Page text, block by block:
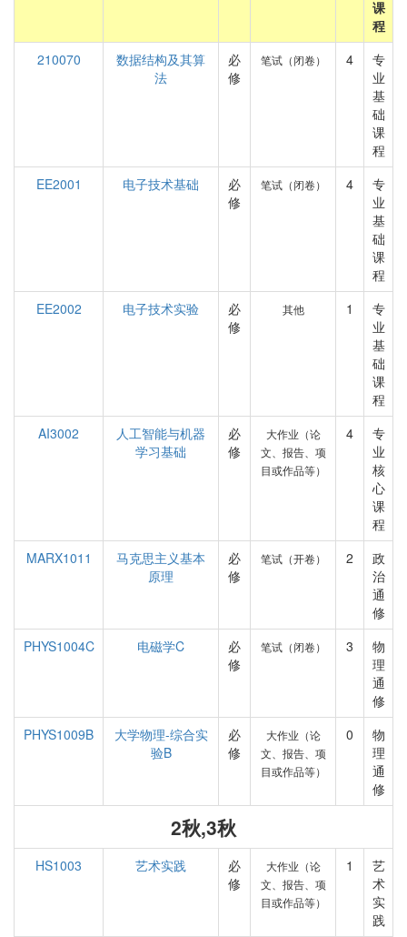
课
程
210070
数据结构及其算
法
必
修
笔试（闭卷） 4
专
业
基
础
课
程
EE2001
电子技术基础
必
修
笔试（闭卷） 4
专
业
基
础
课
程
EE2002
电子技术实验
必
修
其他 1
专
业
基
础
课
程
AI3002
人工智能与机器
学习基础
必
修
大作业（论
文、报告、项
目或作品等）
4
专
业
核
心
课
程
MARX1011
马克思主义基本
原理
必
修
笔试（开卷） 2
政
治
通
修
PHYS1004C
电磁学C
必
修
笔试（闭卷） 3
物
理
通
修
PHYS1009B
大学物理-综合实
验B
必
修
大作业（论
文、报告、项
目或作品等）
0
物
理
通
修
2秋,3秋
HS1003 艺术实践
必
修
大作业（论
文、报告、项
目或作品等）
1
艺
术
实
践